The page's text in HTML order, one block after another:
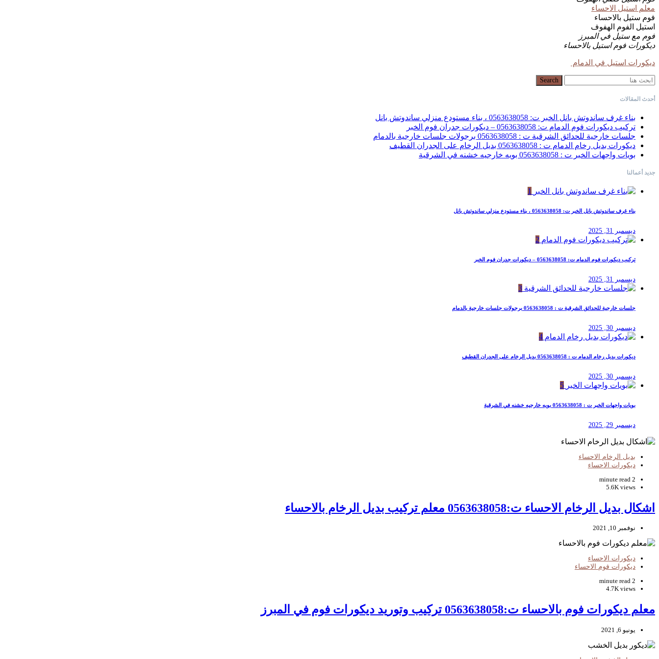
معلم استيل الاحساء
فوم ستيل بالاحساء
استيل الفوم الهفوف
فوم مع ستيل في المبرز
ديكورات فوم استيل بالاحساء
ديكورات استيل في الدمام
Search for:
Search
أحدث المقالات
بناء غرف ساندوتش بانل الخبر ت: 0563638058 ، بناء مستودع منزلي ساندوتش بانل
تركيب ديكورات فوم الدمام ت: 0563638058 – ديكورات جدران فوم الخبر
جلسات خارجية للحدائق الشرقية ت : 0563638058 برجولات جلسات خارجية بالدمام
ديكورات بديل رخام الدمام ت : 0563638058 بديل الرخام على الجدران القطيف
بويات واجهات الخبر ت : 0563638058 بويه خارجيه خشنه في الشرقية
جديد أعمالنا
1
بناء غرف ساندوتش بانل الخبر ت: 0563638058 ، بناء مستودع منزلي ساندوتش بانل
ديسمبر 31, 2025
2
تركيب ديكورات فوم الدمام ت: 0563638058 – ديكورات جدران فوم الخبر
ديسمبر 31, 2025
3
جلسات خارجية للحدائق الشرقية ت : 0563638058 برجولات جلسات خارجية بالدمام
ديسمبر 30, 2025
4
ديكورات بديل رخام الدمام ت : 0563638058 بديل الرخام على الجدران القطيف
ديسمبر 30, 2025
5
بويات واجهات الخبر ت : 0563638058 بويه خارجيه خشنه في الشرقية
ديسمبر 29, 2025
بديل الرخام الاحساء
ديكورات الاحساء
2 minute read
5.6K views
اشكال بديل الرخام الاحساء ت:0563638058 معلم تركيب بديل الرخام بالاحساء
نوفمبر 10, 2021
ديكورات الاحساء
ديكورات فوم الاحساء
2 minute read
4.7K views
معلم ديكورات فوم بالاحساء ت:0563638058 تركيب وتوريد ديكورات فوم في المبرز
يونيو 6, 2021